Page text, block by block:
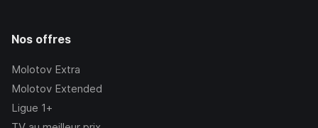
Nos offres
Molotov Extra
Molotov Extended
Ligue 1+